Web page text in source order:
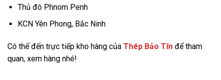
Thủ đô Phnom Penh
KCN Yên Phong, Bắc Ninh
Có thể đến trực tiếp kho hàng của Thép Bảo Tín để tham
quan, xem hàng nhé!